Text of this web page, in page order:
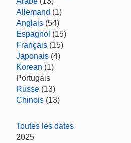
Allemand (1)
Anglais (54)
Espagnol (15)
Français (15)
Japonais (4)
Korean (1)
Portugais
Russe (13)
Chinois (13)
Toutes les dates
2025